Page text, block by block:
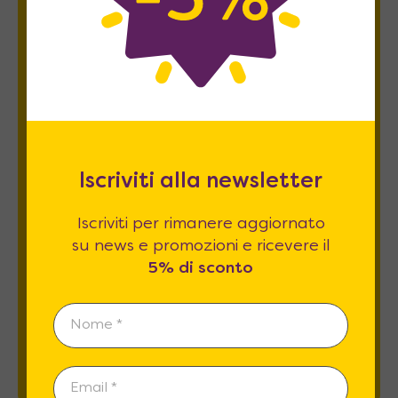
Newsletter
Iscriviti per rimanere aggiornato su news
e promozioni e ricevere il5% di sconto
Esprimo il mio consenso al trattamento dati
relativamente al punto 2 A e Bdell'informativa
REGISTRATI
Iscriviti alla newsletter
Iscriviti per rimanere aggiornato
su news e promozioni e ricevere il
5% di sconto